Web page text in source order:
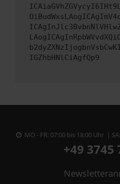
IGZhbHNlCiAgfQp9
MO - FR: 07:00 bis 18:00 Uhr |
+49 3745